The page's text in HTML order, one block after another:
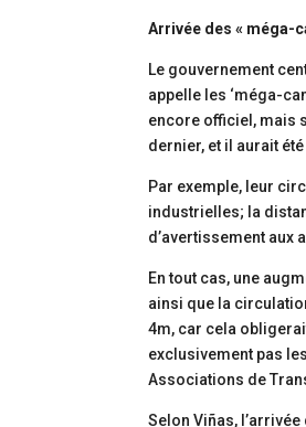
Arrivée des « méga-
Le gouvernement
appelle les ‘méga-
encore officiel, mais
dernier, et il aurait
Par exemple, leur
industrielles; la
d’avertissement aux
En tout cas, une
ainsi que la
4m, car cela
exclusivement pas
Associations de
Selon Viñas,